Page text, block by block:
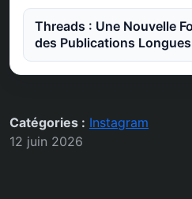
Threads : Une Nouvelle
des Publications
Catégories : Instagram
12 juin 2026